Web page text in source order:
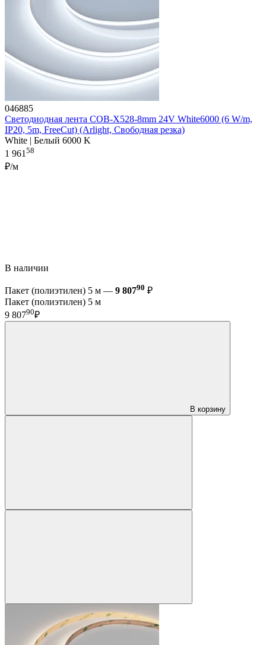
046885
Светодиодная лента COB-X528-8mm 24V White6000 (6 W/m,
IP20, 5m, FreeCut) (Arlight, Свободная резка)
White | Белый 6000 K
1 96158
₽/м
В наличии
Пакет (полиэтилен) 5 м — 9 80790 ₽
Пакет (полиэтилен) 5 м
9 80790₽
В корзину